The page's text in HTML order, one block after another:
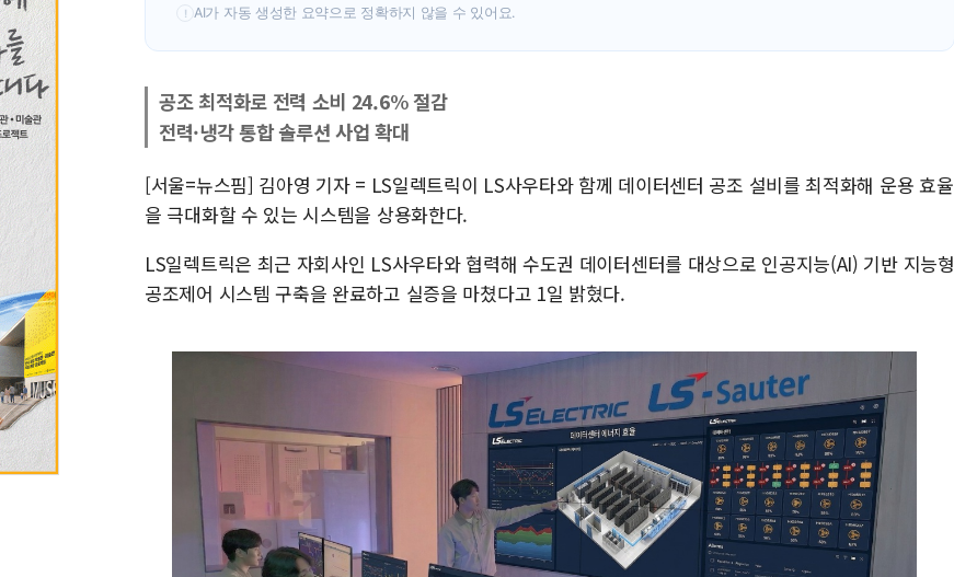
! AI가 자동 생성한 요약으로 정확하지 않을 수 있어요.
공조 최적화로 전력 소비 24.6% 절감
전력·냉각 통합 솔루션 사업 확대
[서울=뉴스핌] 김아영 기자 = LS일렉트릭이 LS사우타와 함께 데이터센터 공조 설비를 최적화해 운용 효율
을 극대화할 수 있는 시스템을 상용화한다.
LS일렉트릭은 최근 자회사인 LS사우타와 협력해 수도권 데이터센터를 대상으로 인공지능(AI) 기반 지능형
공조제어 시스템 구축을 완료하고 실증을 마쳤다고 1일 밝혔다.